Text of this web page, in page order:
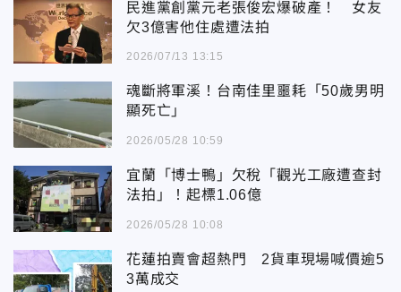
民進黨創黨元老張俊宏爆破產！ 女友
欠3億害他住處遭法拍
2026/07/13 13:15
魂斷將軍溪！台南佳里噩耗「50歲男明
顯死亡」
2026/05/28 10:59
宜蘭「博士鴨」欠稅「觀光工廠遭查封
法拍」！起標1.06億
2026/05/28 10:08
花蓮拍賣會超熱門 2貨車現場喊價逾5
3萬成交